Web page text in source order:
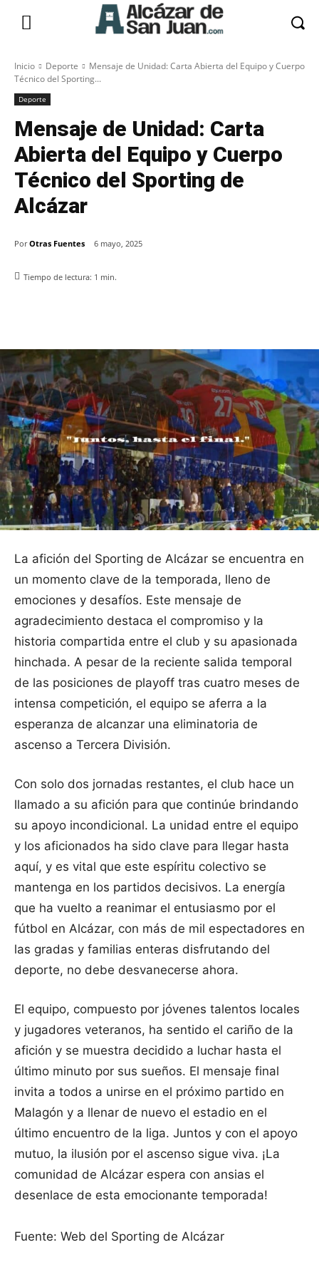
Inicio Deporte
Mensaje de Unidad: Carta Abierta del Equipo y Cuerpo
Técnico del Sporting...
Deporte
Mensaje de Unidad: Carta
Abierta del Equipo y Cuerpo
Técnico del Sporting de
Alcázar
Por Otras Fuentes 6 mayo, 2025
Tiempo de lectura: 1 min.
La afición del Sporting de Alcázar se encuentra en
un momento clave de la temporada, lleno de
emociones y desafíos. Este mensaje de
agradecimiento destaca el compromiso y la
historia compartida entre el club y su apasionada
hinchada. A pesar de la reciente salida temporal
de las posiciones de playoff tras cuatro meses de
intensa competición, el equipo se aferra a la
esperanza de alcanzar una eliminatoria de
ascenso a Tercera División.
Con solo dos jornadas restantes, el club hace un
llamado a su afición para que continúe brindando
su apoyo incondicional. La unidad entre el equipo
y los aficionados ha sido clave para llegar hasta
aquí, y es vital que este espíritu colectivo se
mantenga en los partidos decisivos. La energía
que ha vuelto a reanimar el entusiasmo por el
fútbol en Alcázar, con más de mil espectadores en
las gradas y familias enteras disfrutando del
deporte, no debe desvanecerse ahora.
El equipo, compuesto por jóvenes talentos locales
y jugadores veteranos, ha sentido el cariño de la
afición y se muestra decidido a luchar hasta el
último minuto por sus sueños. El mensaje final
invita a todos a unirse en el próximo partido en
Malagón y a llenar de nuevo el estadio en el
último encuentro de la liga. Juntos y con el apoyo
mutuo, la ilusión por el ascenso sigue viva. ¡La
comunidad de Alcázar espera con ansias el
desenlace de esta emocionante temporada!
Fuente: Web del Sporting de Alcázar